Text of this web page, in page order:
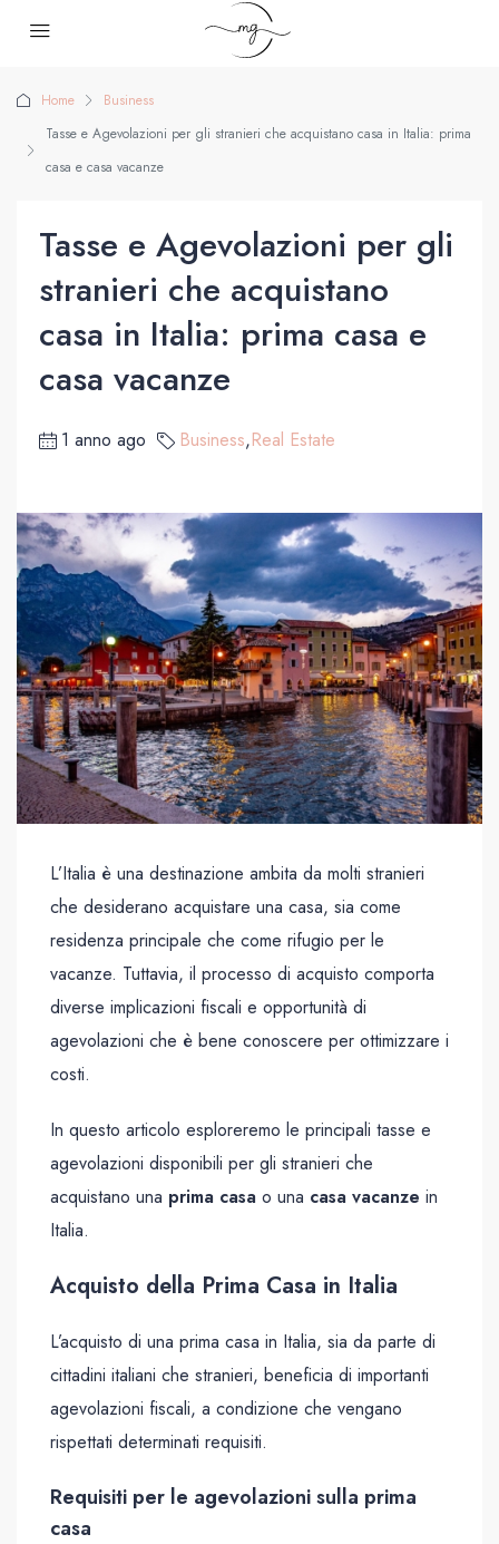
Home
Business
Tasse e Agevolazioni per gli stranieri che acquistano casa in Italia: prima
casa e casa vacanze
Tasse e Agevolazioni per gli
stranieri che acquistano
casa in Italia: prima casa e
casa vacanze
1 anno ago Business,Real Estate
L’Italia è una destinazione ambita da molti stranieri
che desiderano acquistare una casa, sia come
residenza principale che come rifugio per le
vacanze. Tuttavia, il processo di acquisto comporta
diverse implicazioni fiscali e opportunità di
agevolazioni che è bene conoscere per ottimizzare i
costi.
In questo articolo esploreremo le principali tasse e
agevolazioni disponibili per gli stranieri che
acquistano una prima casa o una casa vacanze in
Italia.
Acquisto della Prima Casa in Italia
L’acquisto di una prima casa in Italia, sia da parte di
cittadini italiani che stranieri, beneficia di importanti
agevolazioni fiscali, a condizione che vengano
rispettati determinati requisiti.
Requisiti per le agevolazioni sulla prima
casa